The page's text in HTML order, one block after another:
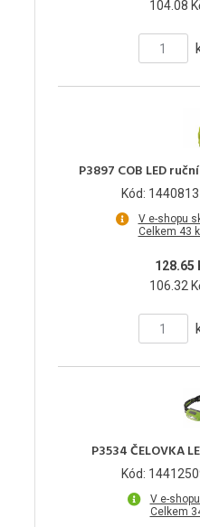
104.08
P3897 COB LED
Kód:
V e-shopu
Celkem 43
128.65
106.32
P3534 ČELOVKA
Kód:
V e-
Celkem